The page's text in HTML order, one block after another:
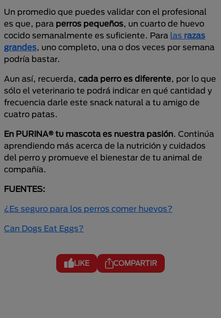
Un promedio que puedes validar con el profesional
es que, para perros pequeños, un cuarto de huevo
cocido semanalmente es suficiente. Para las razas
grandes, uno completo, una o dos veces por semana
podría bastar.
Aun así, recuerda, cada perro es diferente, por lo que
sólo el veterinario te podrá indicar en qué cantidad y
frecuencia darle este snack natural a tu amigo de
cuatro patas.
En PURINA® tu mascota es nuestra pasión. Continúa
aprendiendo más acerca de la nutrición y cuidados
del perro y promueve el bienestar de tu animal de
compañía.
FUENTES:
¿Es seguro para los perros comer huevos?
Can Dogs Eat Eggs?
LIKE COMPARTIR